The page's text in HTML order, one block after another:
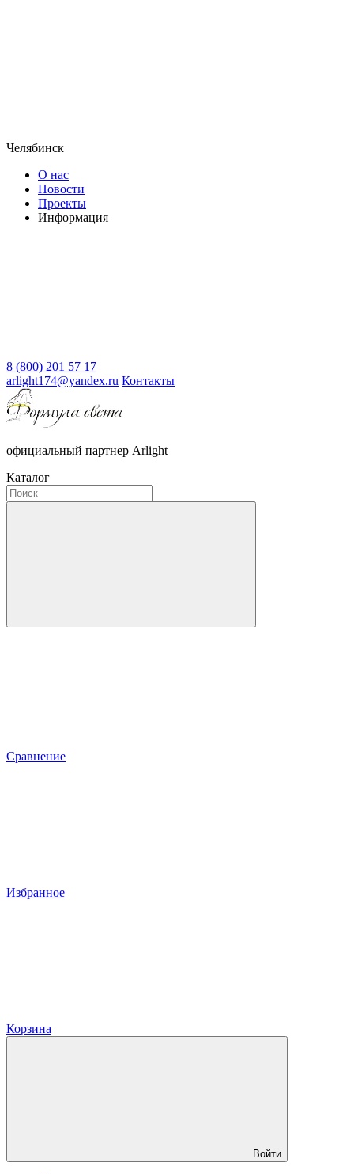
Челябинск
О нас
Новости
Проекты
Информация
8 (800) 201 57 17
arlight174@yandex.ru Контакты
официальный партнер Arlight
Каталог
Сравнение
Избранное
Корзина
Войти